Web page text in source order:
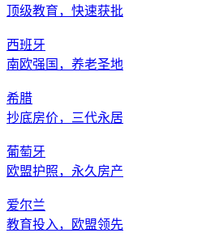
顶级教育，快速获批
西班牙
南欧强国，养老圣地
希腊
抄底房价，三代永居
葡萄牙
欧盟护照，永久房产
爱尔兰
教育投入，欧盟领先